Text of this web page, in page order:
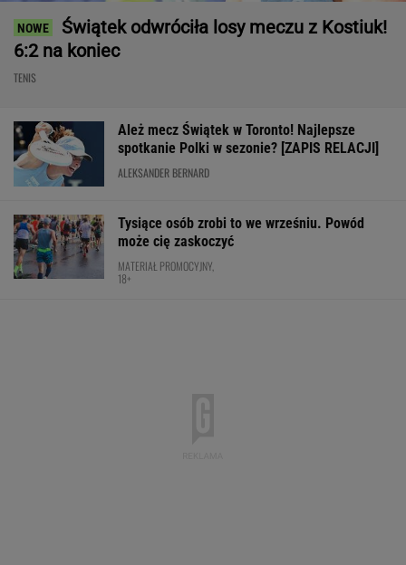
Świątek odwróciła losy meczu z Kostiuk!
6:2 na koniec
TENIS
Ależ mecz Świątek w Toronto! Najlepsze
spotkanie Polki w sezonie? [ZAPIS RELACJI]
ALEKSANDER BERNARD
Tysiące osób zrobi to we wrześniu. Powód
może cię zaskoczyć
MATERIAŁ PROMOCYJNY,
18+